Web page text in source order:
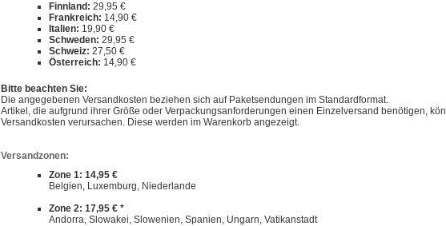
Finnland: 29,95 €
Frankreich: 14,90 €
Italien: 19,90 €
Schweden: 29,95 €
Schweiz: 27,50 €
Österreich: 14,90 €
Bitte beachten Sie:
Die angegebenen Versandkosten beziehen sich auf Paketsendungen im Standardformat.
Artikel, die aufgrund ihrer Größe oder Verpackungsanforderungen einen Einzelversand benötigen,
Versandkosten verursachen. Diese werden im Warenkorb angezeigt.
Versandzonen:
Zone 1: 14,95 €
Belgien, Luxemburg, Niederlande
Zone 2: 17,95 € *
Andorra, Slowakei, Slowenien, Spanien, Ungarn, Vatikanstadt